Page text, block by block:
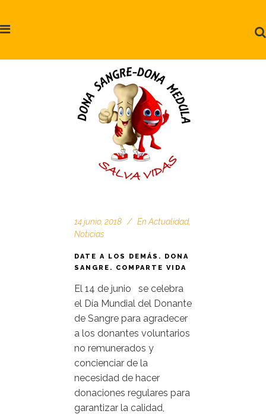
14 junio, 2018 En Actualidad,
Noticias
DATE A LOS DEMÁS. DONA
SANGRE. COMPARTE VIDA
El 14 de junio se celebra
el Día Mundial del Donante
de Sangre para agradecer
a los donantes voluntarios
no remunerados y
concienciar de la
necesidad de hacer
donaciones regulares para
garantizar la calidad,